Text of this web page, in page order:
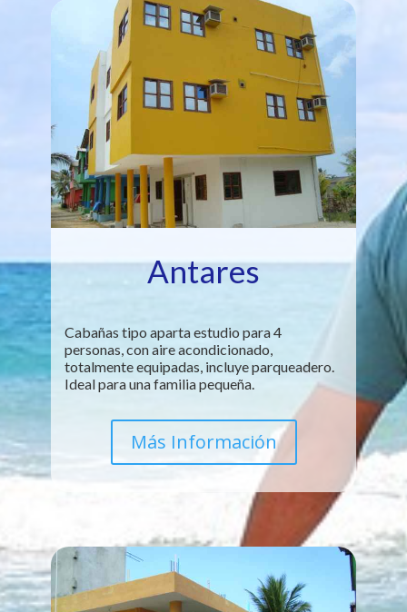
Antares
Cabañas tipo aparta estudio para 4
personas, con aire acondicionado,
totalmente equipadas, incluye parqueadero.
Ideal para una familia pequeña.
Más Información